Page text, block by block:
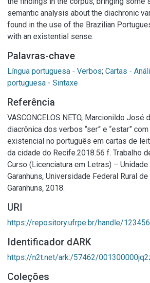
semantic analysis about the diachronic
found in the use of the Brazilian
with an existential sense.
Palavras-chave
Língua portuguesa - Verbos; Cartas -
portuguesa - Sintaxe
Referência
VASCONCELOS NETO, Marcionildo José
diacrônica dos verbos “ser” e “estar”
existencial no português em cartas de
da cidade do Recife.2018.56 f. Trabalho
Curso (Licenciatura em Letras) –
Garanhuns, Universidade Federal Rural
Garanhuns, 2018.
URI
https://repository.ufrpe.br/handle/
Identificador dARK
https://n2t.net/ark:/57462/
Coleções